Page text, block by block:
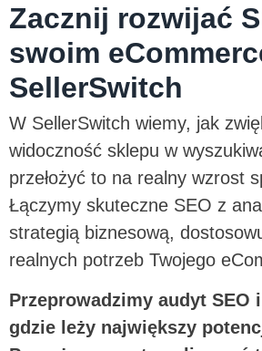
Zacznij rozwijać
swoim
SellerSwitch
W SellerSwitch wiemy, jak
widoczność sklepu w
przełożyć to na realny wzrost
Łączymy skuteczne SEO z
strategią biznesową,
realnych potrzeb Twojego
Przeprowadzimy audyt SEO
gdzie leży największy